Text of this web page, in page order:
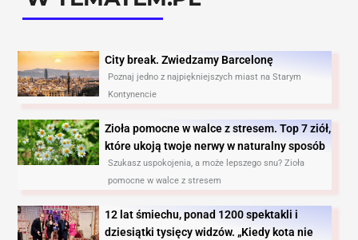
City break. Zwiedzamy Barcelonę​
Poznaj jedno z najpiękniejszych miast na Starym
Kontynencie
Zioła pomocne w walce z stresem. Top 7 ziół,
które ukoją twoje nerwy w naturalny sposób
Szukasz uspokojenia, a może lepszego snu? Zioła
pomocne w walce z stresem
12 lat śmiechu, ponad 1200 spektakli i
dziesiątki tysięcy widzów. „Kiedy kota nie